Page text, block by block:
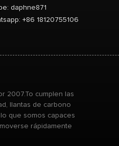
daphne871
+86 18120755106
2007.To cumplen las
llantas de carbono
que somos capaces
rápidamente